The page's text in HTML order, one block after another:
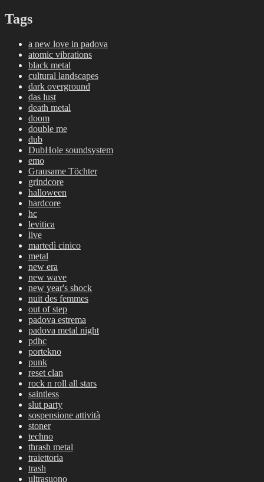
Tags
a new love in padova
atomic vibrations
black metal
cultural landscapes
dark overground
das lust
death metal
doom
double me
dub
DubHole soundsystem
emo
Grausame Töchter
grindcore
halloween
hardcore
hc
levitica
live
martedì cinico
metal
new era
new wave
new year's shock
nuit des femmes
out of step
padova estrema
padova metal night
pdhc
portekno
punk
reset clan
rock n roll all stars
saintless
slut party
sospensione attività
stoner
techno
thrash metal
traiettoria
trash
ultrasuono